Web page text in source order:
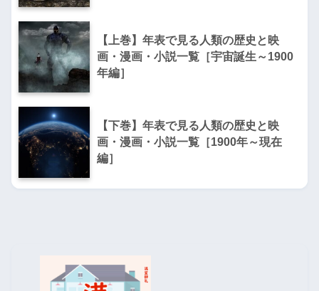
【上巻】年表で見る人類の歴史と映
画・漫画・小説一覧［宇宙誕生～1900
年編］
【下巻】年表で見る人類の歴史と映
画・漫画・小説一覧［1900年～現在
編］